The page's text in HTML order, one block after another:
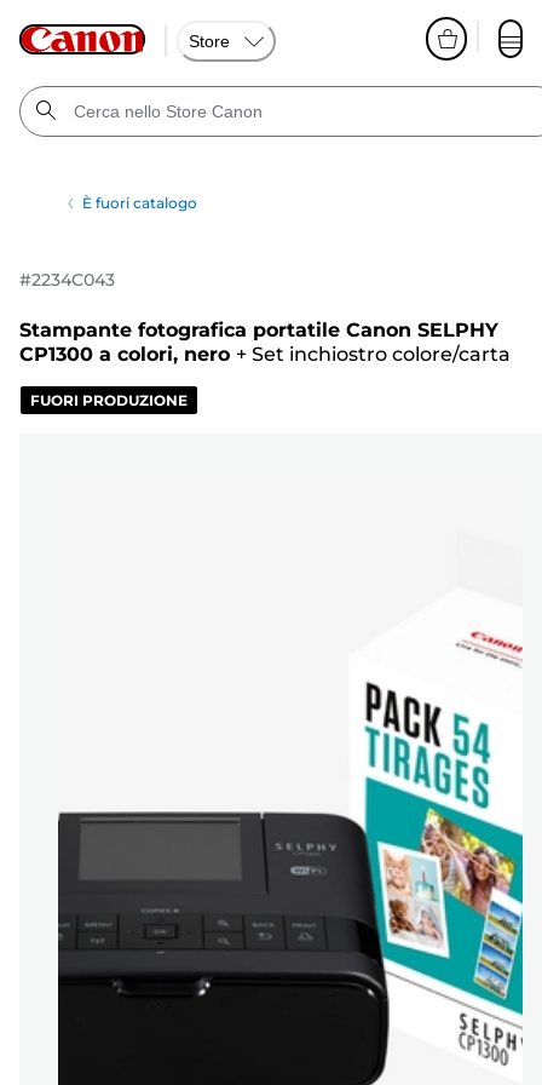
Store
È fuori catalogo
#2234C043
Stampante fotografica portatile Canon SELPHY
CP1300 a colori, nero + Set inchiostro colore/carta
FUORI PRODUZIONE